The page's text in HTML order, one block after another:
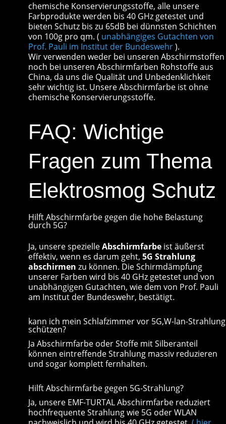
chemische Konservierungsstoffe, alle unsere
Farbprodukte werden bis 40 GHz getestet und
bieten Schutz bis zu 65dB bei dünnsten Schichten
von 100g pro qm. ( unabhängiges Gutachten von
Prof. Pauli im Institut der Bundeswehr).
Wir verwenden weder bei unseren Abschirmstoffen
noch bei unseren Abschirmfarben Rohstoffe aus
China, da uns die Qualität und Unbedenklichkeit
sehr wichtig ist. Unsere Abschirmfarbe ist ohne
chemische Konservierungsstoffe.
FAQ: Wichtige
Fragen zum Thema
Elektrosmog Schutz
Hilft Abschirmfarbe gegen die hohe Belastung
durch 5G?
Ja, unsere spezielleAbschirmfarbe ist äußerst
effektiv, wenn es darum geht, 5G Strahlung
abschirmen zu können. Die Schirmdämpfung
unserer Farben wird bis 40 GHz getestet und von
unabhängigen Gutachten, wie dem von Prof. Pauli
am Institut der Bundeswehr, bestätigt.
kann ich mein Schlafzimmer vor 5G,W-lan-Strahlung
schützen?
Ja Abschirmfarbe oder Stoffe mit Silberanteil
können eintreffende Strahlung massiv reduzieren
und sogar komplett fernhalten.
Hilft Abschirmfarbe gegen 5G-Strahlung?
Ja, unsere EMF-TURTAL Abschirmfarbe reduziert
hochfrequente Strahlung wie 5G oder WLAN